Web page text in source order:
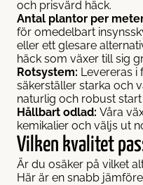
och prisvärd häck.
Antal plantor per
för omedelbart
eller ett glesare
häck som växer till sig
Rotsystem: Levereras i
säkerställer starka och
naturlig och robust
Hållbart odlad: Våra
kemikalier och väljs ut
Vilken kvalitet
Är du osäker på vilket
Här är en snabb